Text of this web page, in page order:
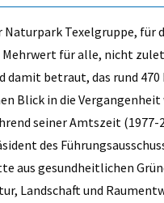
Naturpark Texelgruppe, für
Mehrwert für alle, nicht
damit betraut, das rund
Blick in die
seiner Amtszeit
des
aus gesundheitlichen
Landschaft und